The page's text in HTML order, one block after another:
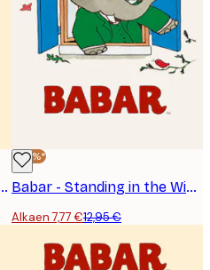
Stall Juliste
-40%*
Babar - Standing in the Window Juliste
Alkaen 7,77 €12,95 €